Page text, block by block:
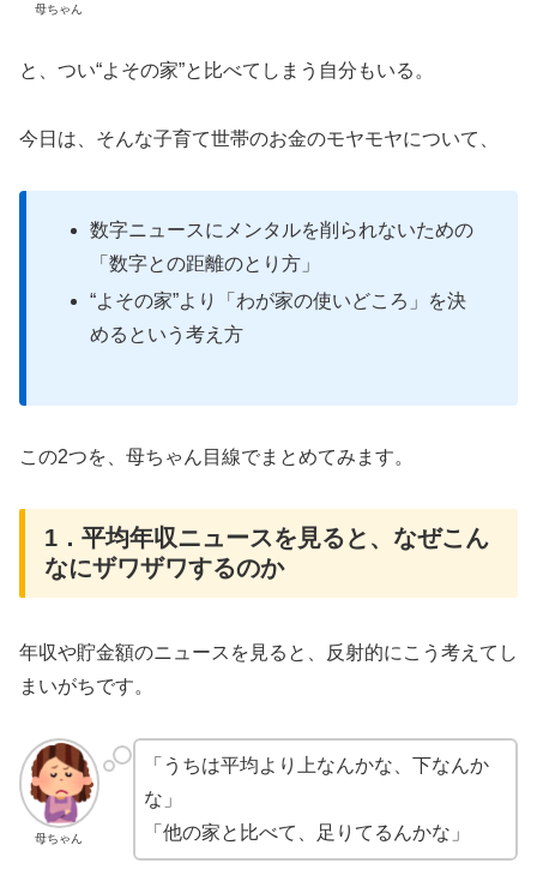
母ちゃん
と、つい“よその家”と比べてしまう自分もいる。
今日は、そんな子育て世帯のお金のモヤモヤについて、
数字ニュースにメンタルを削られないための
「数字との距離のとり方」
“よその家”より「わが家の使いどころ」を決
めるという考え方
この2つを、母ちゃん目線でまとめてみます。
1．平均年収ニュースを見ると、なぜこん
なにザワザワするのか
年収や貯金額のニュースを見ると、反射的にこう考えてし
まいがちです。
母ちゃん
「うちは平均より上なんかな、下なんか
な」
「他の家と比べて、足りてるんかな」